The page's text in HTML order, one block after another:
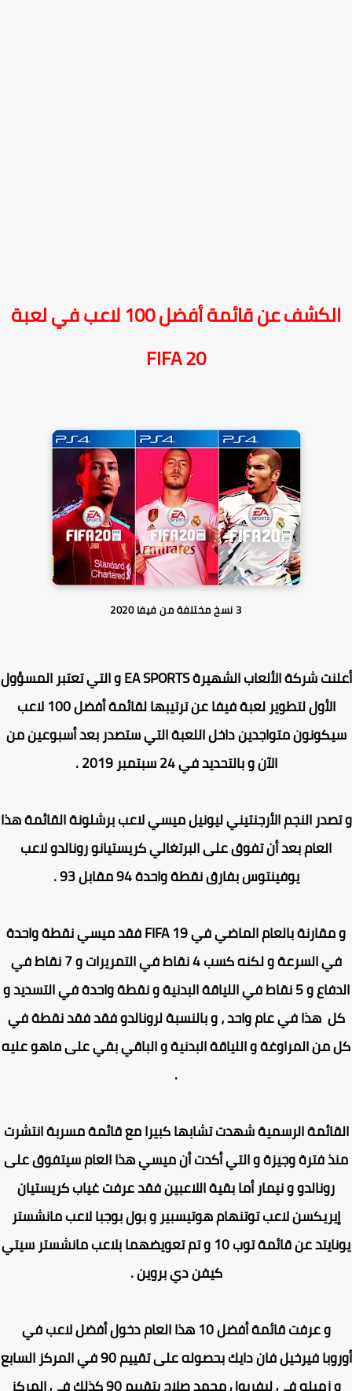
عن قائمة أفضل 100 لاعب في لعبة
FIFA 20
شركة الألعاب الشهيرةEA SPORTS
و التي تعتبر المسؤول
الأول لتطوير لعبة فيفا عن ترتيبها لقائمة أفضل 100 لاعب
متواجدين داخل اللعبة التي ستصدر بعد أسبوعين من
الآن و بالتحديد في 24 سبتمبر 2019 .
النجم الأرجنتينيليونيل ميسيلاعببرشلونةالقائمة هذا
العام بعد أن تفوق على البرتغاليكريستيانو رونالدولاعب
يوفينتوسبفارق نقطة واحدة 94 مقابل 93 .
بالعام الماضي فيFIFA 19 فقدميسينقطة واحدة
في السرعة و لكنه كسب 4 نقاط في التمريرات و 7 نقاط في
الدفاع و 5 نقاط في اللياقة البدنية و نقطة واحدة في التسديد و
هذا في عام واحد ، و بالنسبة لرونالدوفقد فقد نقطة في
المراوغة و اللياقة البدنية و الباقي بقي على ماهو عليه
الرسمية شهدت تشابها كبيرا مع قائمة مسربة انتشرت
فترة وجيزة و التي أكدت أنميسيهذا العام سيتفوق على
رونالدوونيمارأما بقية اللاعبين فقد عرفت غيابكريستيان
لاعبتوتنهام هوتيسبيروبول بوجبالاعبمانشستر
عن قائمة توب 10 و تم تعويضهما بلاعب
مانشستر سيتي
كيفن دي بروين .
و عرفت قائمة أفضل 10 هذا العام دخول
أفضل لاعب في
فيرخيل فان دايك
بحصوله على تقييم 90 في المركز السابع